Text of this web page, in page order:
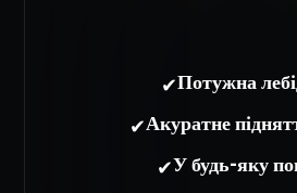
✔Потужна
✔Акуратне
✔У будь-яку